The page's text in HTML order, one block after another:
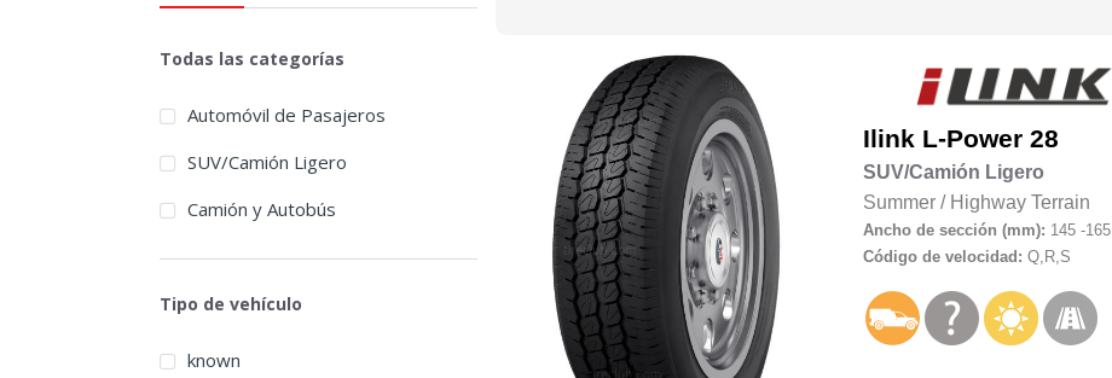
Ilink L-Power 28
SUV/Camión Ligero
Summer/ Highway Terrain
Ancho de sección (mm): 145 -165
Código de velocidad: Q,R,S
Todas las categorías
Automóvil de Pasajeros
SUV/Camión Ligero
Camión y Autobús
Tipo de vehículo
known